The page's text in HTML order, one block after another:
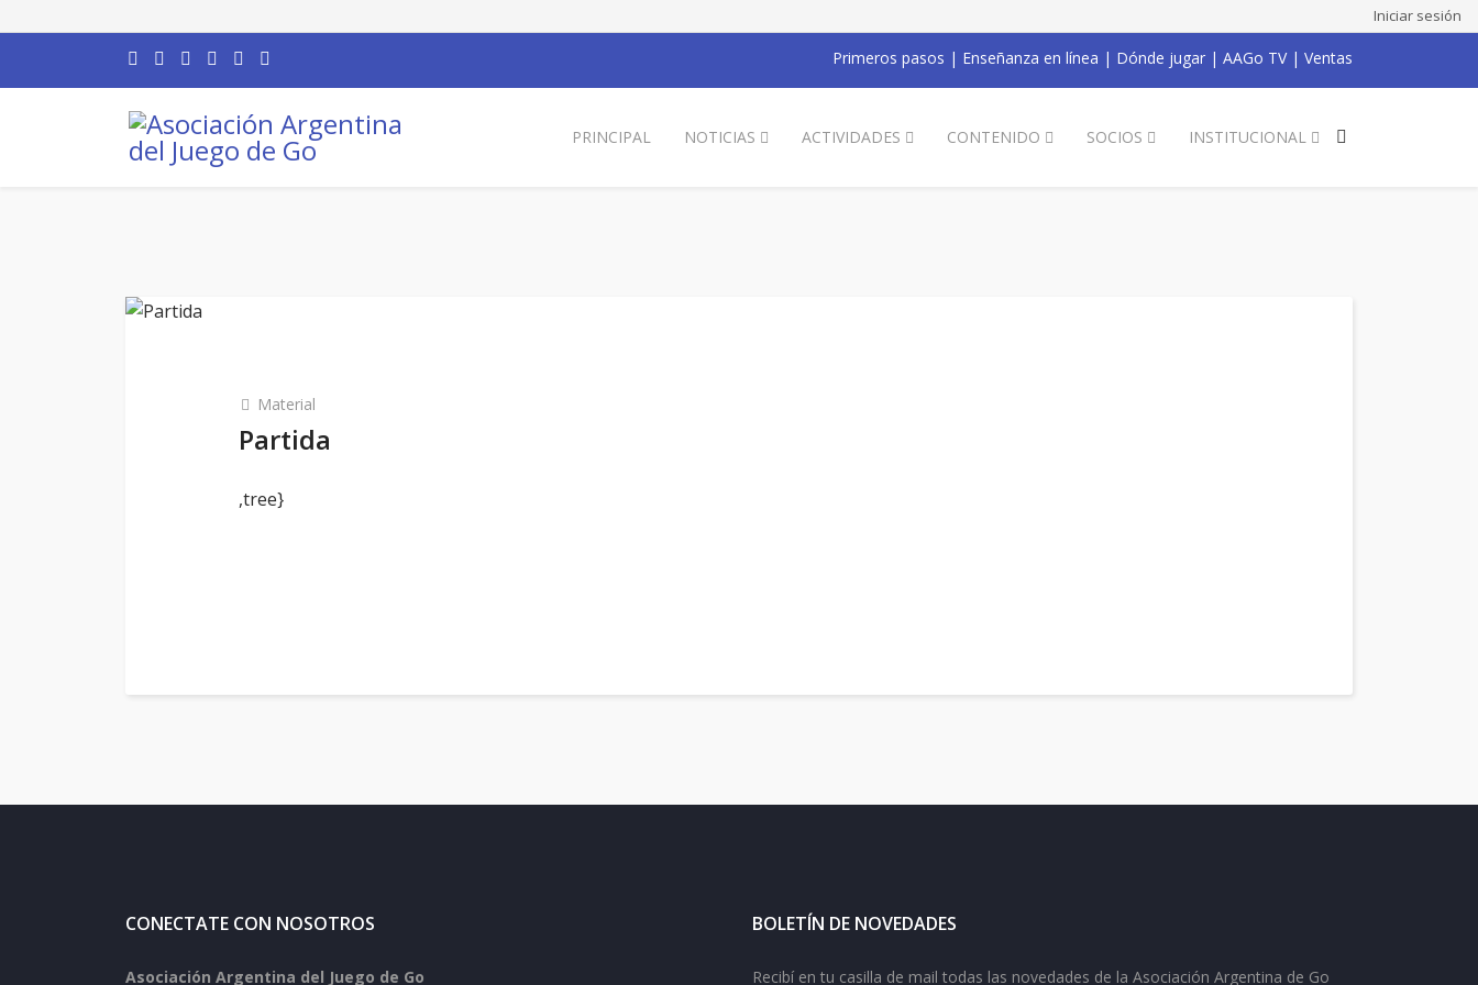
Iniciar sesión
Primeros pasos | Enseñanza en línea | Dónde jugar | AAGo TV| Ventas
PRINCIPAL NOTICIAS ACTIVIDADES CONTENIDO SOCIOS INSTITUCIONAL
Material
Partida
,tree}
CONECTATE CON NOSOTROS
Asociación Argentina del Juego de Go
BOLETÍN DE NOVEDADES
Recibí en tu casilla de mail todas las novedades de la Asociación Argentina de Go